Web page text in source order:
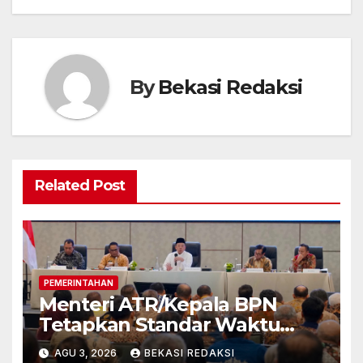
ByBekasi Redaksi
Related Post
PEMERINTAHAN
Menteri ATR/Kepala BPN
Tetapkan Standar Waktu
Layanan untuk Pengukuran
AGU 3, 2026 BEKASI REDAKSI